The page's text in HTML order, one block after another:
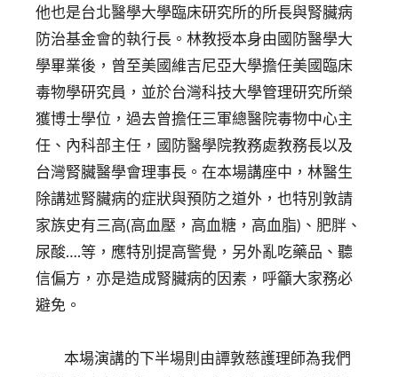
他也是台北醫學大學臨床研究所的所長與腎臟病
防治基金會的執行長。林教授本身由國防醫學大
學畢業後，曾至美國維吉尼亞大學擔任美國臨床
毒物學研究員，並於台灣科技大學管理研究所榮
獲博士學位，過去曾擔任三軍總醫院毒物中心主
任、內科部主任，國防醫學院教務處教務長以及
台灣腎臟醫學會理事長。在本場講座中，林醫生
除講述腎臟病的症狀與預防之道外，也特別敦請
家族史有三高(高血壓，高血糖，高血脂)、肥胖、
尿酸….等，應特別提高警覺，另外亂吃藥品、聽
信偏方，亦是造成腎臟病的因素，呼籲大家務必
避免。
本場演講的下半場則由譚敦慈護理師為我們